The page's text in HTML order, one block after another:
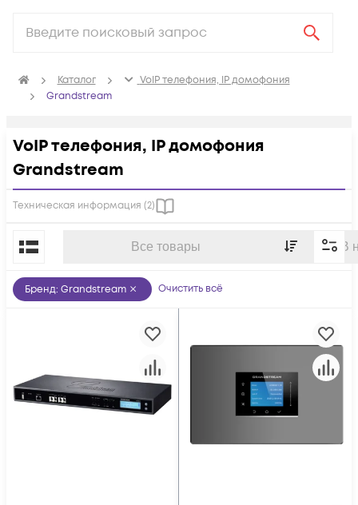
Каталог
VoIP телефония, IP домофония
Grandstream
VoIP телефония, IP домофония
Grandstream
Техническая информация (2)
Все товары В
По популярности
Бренд: Grandstream Очистить всё